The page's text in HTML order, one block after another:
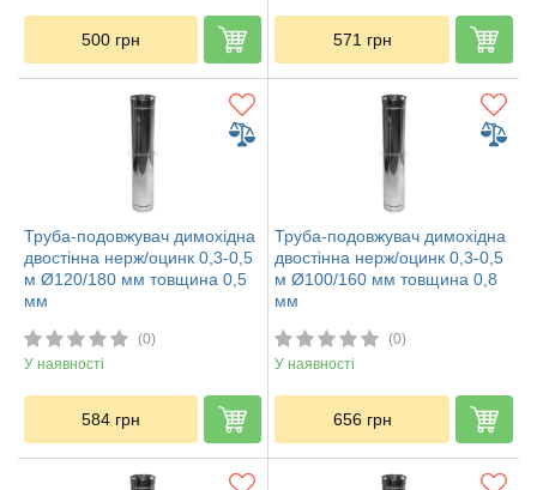
500 грн 571 грн
Труба-подовжувач димохідна
двостінна нерж/оцинк 0,3-0,5
м Ø120/180 мм товщина 0,5
мм
(0)
У наявності
584 грн
Труба-подовжувач димохідна
двостінна нерж/оцинк 0,3-0,5
м Ø100/160 мм товщина 0,8
мм
(0)
У наявності
656 грн